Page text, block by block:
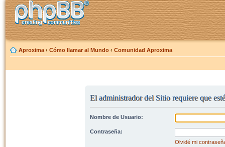
Aproxima ‹ Cómo llamar al Mundo ‹ Comunidad Aproxima
El administrador del Sitio requiere que
Nombre de Usuario:
Contraseña:
Olvidé mi